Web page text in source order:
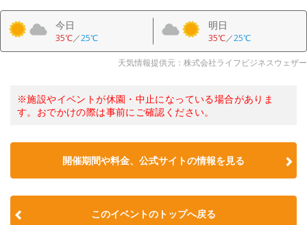
今日
35℃／25℃
明日
35℃／25℃
天気情報提供元：株式会社ライフビジネスウェザー
※施設やイベントが休園・中止になっている場合がありま
す。おでかけの際は事前にご確認ください。
開催期間や料金、公式サイトの情報を見る
このイベントのトップへ戻る